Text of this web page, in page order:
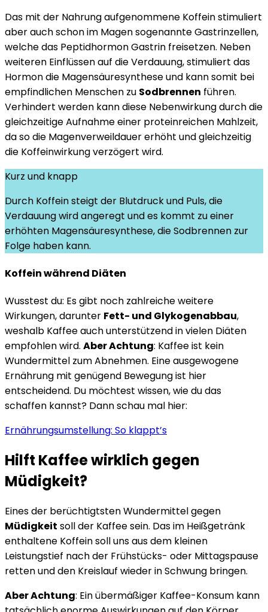
Das mit der Nahrung aufgenommene Koffein stimuliert
aber auch schon im Magen sogenannte Gastrinzellen,
welche das Peptidhormon Gastrin freisetzen. Neben
weiteren Einflüssen auf die Verdauung, stimuliert das
Hormon die Magensäuresynthese und kann somit bei
empfindlichen Menschen zu Sodbrennen führen.
Verhindert werden kann diese Nebenwirkung durch die
gleichzeitige Aufnahme einer proteinreichen Mahlzeit,
da so die Magenverweildauer erhöht und gleichzeitig
die Koffeinwirkung verzögert wird.
Kurz und knapp
Durch Koffein steigt der Blutdruck und Puls, die
Verdauung wird angeregt und es kommt zu einer
erhöhten Magensäuresynthese, die Sodbrennen zur
Folge haben kann.
Koffein während Diäten
Wusstest du: Es gibt noch zahlreiche weitere
Wirkungen, darunter Fett- und Glykogenabbau,
weshalb Kaffee auch unterstützend in vielen Diäten
empfohlen wird. Aber Achtung: Kaffee ist kein
Wundermittel zum Abnehmen. Eine ausgewogene
Ernährung mit genügend Bewegung ist hier
entscheidend. Du möchtest wissen, wie du das
schaffen kannst? Dann schau mal hier:
Ernährungsumstellung: So klappt’s
Hilft Kaffee wirklich gegen
Müdigkeit?
Eines der berüchtigtsten Wundermittel gegen
Müdigkeit soll der Kaffee sein. Das im Heißgetränk
enthaltene Koffein soll uns aus dem kleinen
Leistungstief nach der Frühstücks- oder Mittagspause
retten und den Kreislauf wieder in Schwung bringen.
Aber Achtung: Ein übermäßiger Kaffee-Konsum kann